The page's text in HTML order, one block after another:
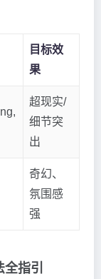
目标效
果
超现实/
细节突
出
奇幻、
氛围感
强
指引